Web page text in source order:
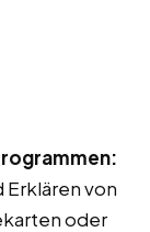
Erklären von
oder